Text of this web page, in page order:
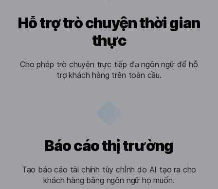
Hỗ trợ trò chuyện thời gian
thực
Cho phép trò chuyện trực tiếp đa ngôn ngữ để hỗ
trợ khách hàng trên toàn cầu.
Báo cáo thị trường
Tạo báo cáo tài chính tùy chỉnh do AI tạo ra cho
khách hàng bằng ngôn ngữ họ muốn.